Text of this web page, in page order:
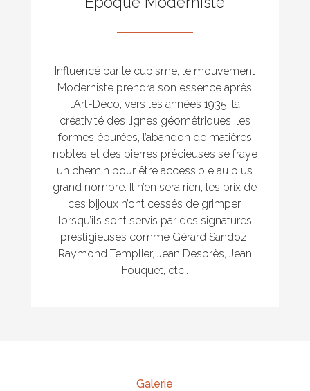
Influencé par le cubisme, le mouvement
Moderniste prendra son essence après
l’Art-Déco, vers les années 1935, la
créativité des lignes géométriques, les
formes épurées, l’abandon de matières
nobles et des pierres précieuses se fraye
un chemin pour être accessible au plus
grand nombre. Il n’en sera rien, les prix de
ces bijoux n’ont cessés de grimper,
lorsqu’ils sont servis par des signatures
prestigieuses comme Gérard Sandoz,
Raymond Templier, Jean Desprès, Jean
Fouquet, etc..
Galerie